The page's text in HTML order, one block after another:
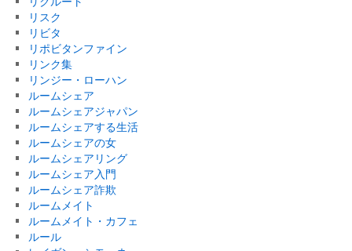
リスク
リビタ
リポビタンファイン
リンク集
リンジー・ローハン
ルームシェア
ルームシェアジャパン
ルームシェアする生活
ルームシェアの女
ルームシェアリング
ルームシェア入門
ルームシェア詐欺
ルームメイト
ルームメイト・カフェ
ルール